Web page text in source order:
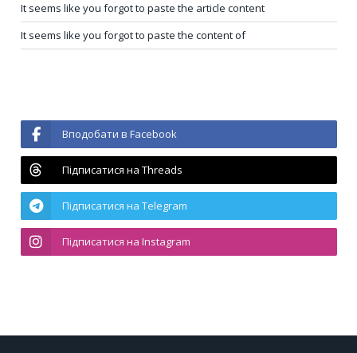
It seems like you forgot to paste the article content
It seems like you forgot to paste the content of
Вподобати в Facebook
Підписатися на Threads
Підписатися на Telegram
Підписатися на Instagram